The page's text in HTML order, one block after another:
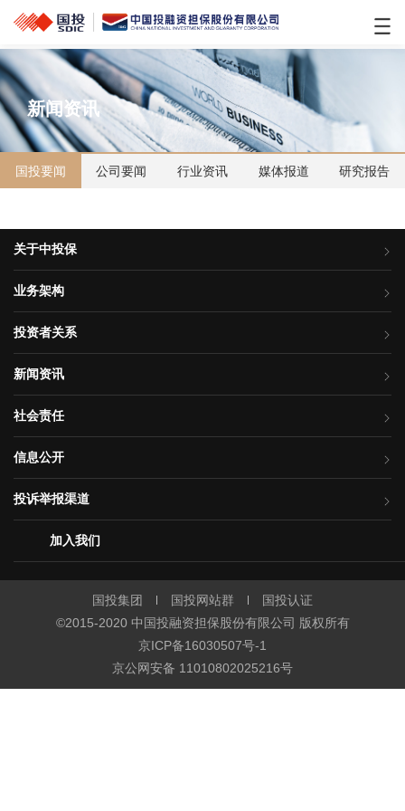
新闻资讯
国投要闻 公司要闻 行业资讯 媒体报道 研究报告
关于中投保
业务架构
投资者关系
新闻资讯
社会责任
信息公开
投诉举报渠道
加入我们
国投集团 国投网站群
国投认证
©2015-2020 中国投融资担保股份有限公司 版权所有
京ICP备16030507号-1
京公网安备 11010802025216号